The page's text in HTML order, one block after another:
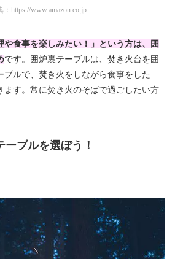
： https://www.amazon.co.jp
や食事を楽しみたい！」という方は、囲
です。囲炉裏テーブルは、焚き火台を囲
ブルで、焚き火をしながら食事をした
ます。常に焚き火のそばで過ごしたい方
ーブルを選ぼう！